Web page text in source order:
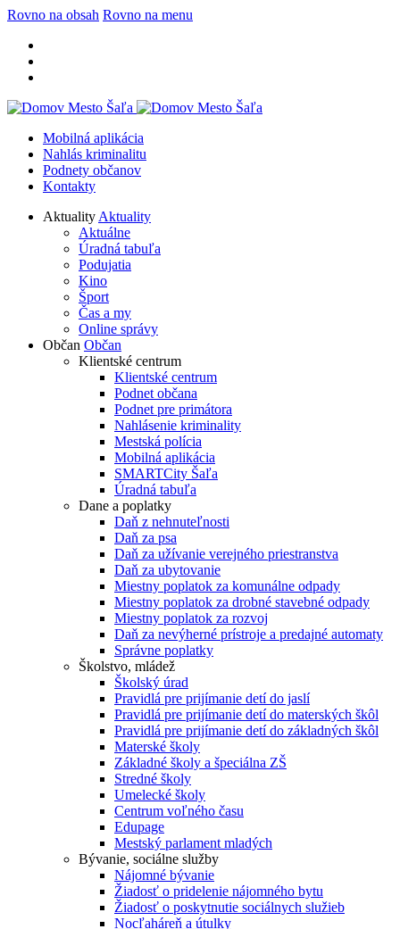
Rovno na obsah Rovno na menu
Mobilná aplikácia
Nahlás kriminalitu
Podnety občanov
Kontakty
Aktuality Aktuality
Aktuálne
Úradná tabuľa
Podujatia
Kino
Šport
Čas a my
Online správy
Občan Občan
Klientské centrum
Klientské centrum
Podnet občana
Podnet pre primátora
Nahlásenie kriminality
Mestská polícia
Mobilná aplikácia
SMARTCity Šaľa
Úradná tabuľa
Dane a poplatky
Daň z nehnuteľnosti
Daň za psa
Daň za užívanie verejného priestranstva
Daň za ubytovanie
Miestny poplatok za komunálne odpady
Miestny poplatok za drobné stavebné odpady
Miestny poplatok za rozvoj
Daň za nevýherné prístroje a predajné automaty
Správne poplatky
Školstvo, mládež
Školský úrad
Pravidlá pre prijímanie detí do jaslí
Pravidlá pre prijímanie detí do materských škôl
Pravidlá pre prijímanie detí do základných škôl
Materské školy
Základné školy a špeciálna ZŠ
Stredné školy
Umelecké školy
Centrum voľného času
Edupage
Mestský parlament mladých
Bývanie, sociálne služby
Nájomné bývanie
Žiadosť o pridelenie nájomného bytu
Žiadosť o poskytnutie sociálnych služieb
Nocľaháreň a útulky